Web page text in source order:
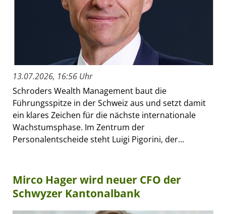
13.07.2026, 16:56 Uhr
Schroders Wealth Management baut die
Führungsspitze in der Schweiz aus und setzt damit
ein klares Zeichen für die nächste internationale
Wachstumsphase. Im Zentrum der
Personalentscheide steht Luigi Pigorini, der...
Mirco Hager wird neuer CFO der
Schwyzer Kantonalbank